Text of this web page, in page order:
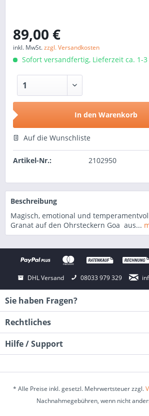
89,00 €
inkl. MwSt.zzgl. Versandkosten
Sofort versandfertig, Lieferzeit ca. 1-3
In den Warenkorb
Auf die Wunschliste
Artikel-Nr.: 2102950
Beschreibung
Magisch, emotional und
Granat auf den Ohrsteckern Goa aus...
DHL Versand 08033 979 329
Sie haben Fragen?
Rechtliches
Hilfe / Support
* Alle Preise inkl. gesetzl. Mehrwertsteuer zzgl.
Nachnahmegebühren, wenn nicht